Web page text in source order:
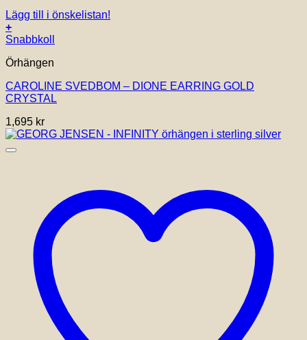
Lägg till i önskelistan!
+
Snabbkoll
Örhängen
CAROLINE SVEDBOM – DIONE EARRING GOLD
CRYSTAL
1,695 kr